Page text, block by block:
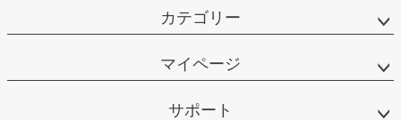
カテゴリー
マイページ
サポート